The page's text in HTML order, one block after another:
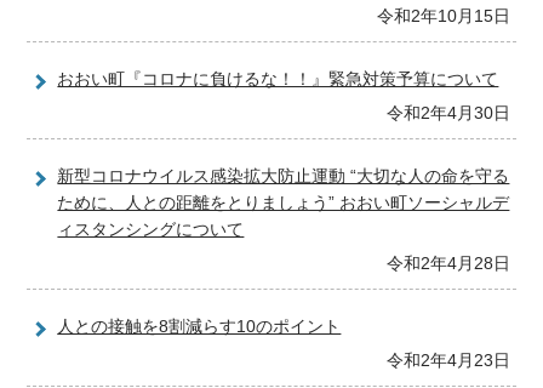
令和2年10月15日
おおい町『コロナに負けるな！！』緊急対策予算について
令和2年4月30日
新型コロナウイルス感染拡大防止運動 “大切な人の命を守る
ために、人との距離をとりましょう” おおい町ソーシャルデ
ィスタンシングについて
令和2年4月28日
人との接触を8割減らす10のポイント
令和2年4月23日